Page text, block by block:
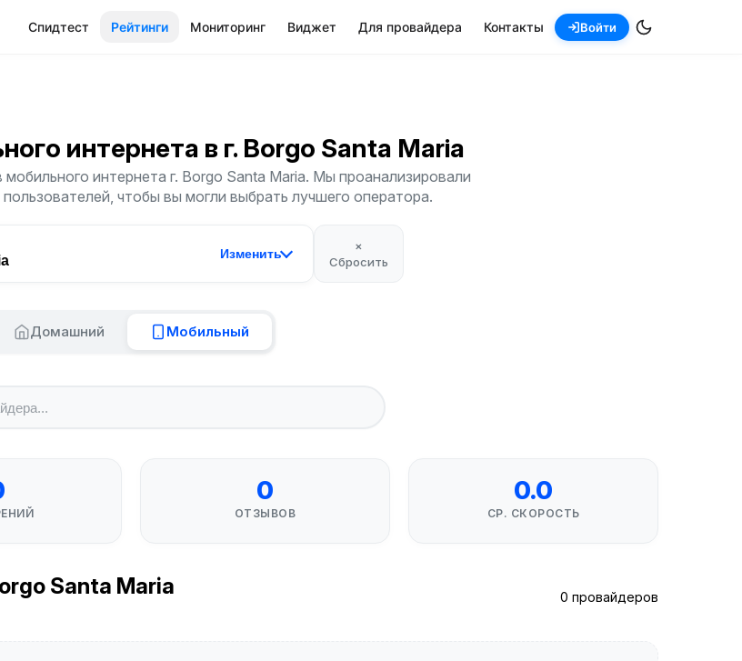
Спидтест Рейтинги Мониторинг Виджет Для провайдера Контакты Войти
интернета в г. Borgo Santa Maria
интернета г. Borgo Santa Maria. Мы проанализировали
чтобы вы могли выбрать лучшего оператора.
Изменить
×
Сбросить
Домашний Мобильный
0
ОТЗЫВОВ
0.0
СР. СКОРОСТЬ
Santa Maria 0 провайдеров